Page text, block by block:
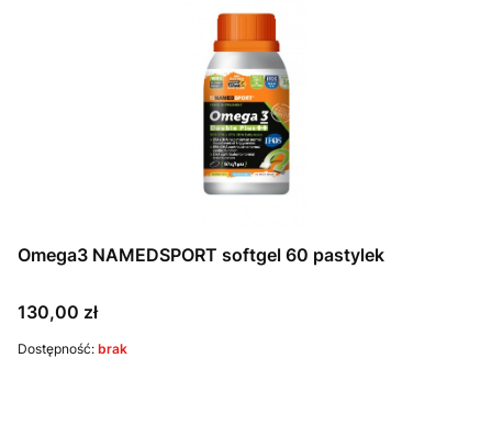
Omega3 NAMEDSPORT softgel 60 pastylek
Cena
130,00 zł
Dostępność: brak